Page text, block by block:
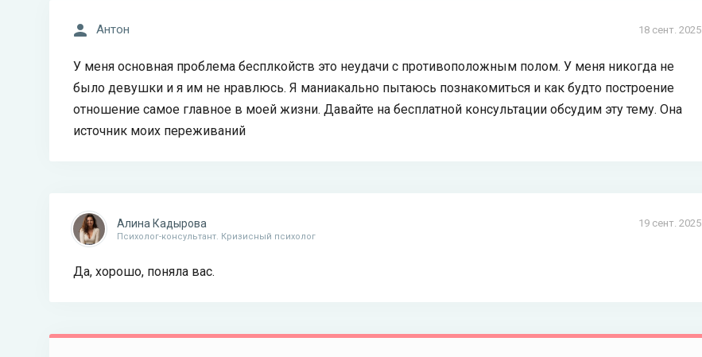
18 сент. 2025
Антон
У меня основная проблема бесплкойств это неудачи с противоположным полом. У меня никогда не
было девушки и я им не нравлюсь. Я маниакально пытаюсь познакомиться и как будто построение
отношение самое главное в моей жизни. Давайте на бесплатной консультации обсудим эту тему. Она
источник моих переживаний
19 сент. 2025
Алина Кадырова
Психолог-консультант. Кризисный психолог
Да, хорошо, поняла вас.